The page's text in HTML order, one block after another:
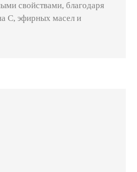
свойствами, благодаря
С, эфирных масел и